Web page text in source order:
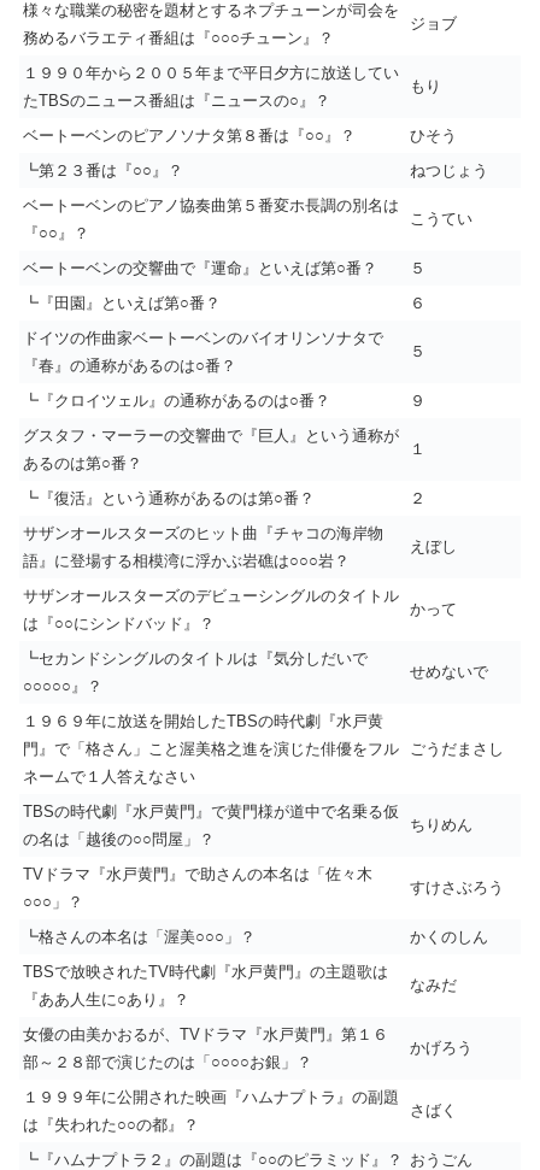
様々な職業の秘密を題材とするネプチューンが司会を
務めるバラエティ番組は『○○○チューン』？
ジョブ
１９９０年から２００５年まで平日夕方に放送してい
たTBSのニュース番組は『ニュースの○』？
もり
ベートーベンのピアノソナタ第８番は『○○』？
ひそう
┗第２３番は『○○』？
ねつじょう
ベートーベンのピアノ協奏曲第５番変ホ長調の別名は
『○○』？
こうてい
ベートーベンの交響曲で『運命』といえば第○番？
５
┗『田園』といえば第○番？
６
ドイツの作曲家ベートーベンのバイオリンソナタで
『春』の通称があるのは○番？
５
┗『クロイツェル』の通称があるのは○番？
９
グスタフ・マーラーの交響曲で『巨人』という通称が
あるのは第○番？
１
┗『復活』という通称があるのは第○番？
２
サザンオールスターズのヒット曲『チャコの海岸物
語』に登場する相模湾に浮かぶ岩礁は○○○岩？
えぼし
サザンオールスターズのデビューシングルのタイトル
は『○○にシンドバッド』？
かって
┗セカンドシングルのタイトルは『気分しだいで
○○○○○』？
せめないで
１９６９年に放送を開始したTBSの時代劇『水戸黄
門』で「格さん」こと渥美格之進を演じた俳優をフル
ネームで１人答えなさい
ごうだまさし
TBSの時代劇『水戸黄門』で黄門様が道中で名乗る仮
の名は「越後の○○問屋」？
ちりめん
TVドラマ『水戸黄門』で助さんの本名は「佐々木
○○○」？
すけさぶろう
┗格さんの本名は「渥美○○○」？
かくのしん
TBSで放映されたTV時代劇『水戸黄門』の主題歌は
『ああ人生に○あり』？
なみだ
女優の由美かおるが、TVドラマ『水戸黄門』第１６
部～２８部で演じたのは「○○○○お銀」？
かげろう
１９９９年に公開された映画『ハムナプトラ』の副題
は『失われた○○の都』？
さばく
┗『ハムナプトラ２』の副題は『○○のピラミッド』？
おうごん